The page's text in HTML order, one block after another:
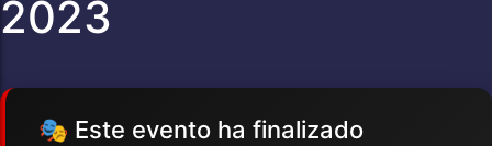
2023
🎭 Este evento ha finalizado